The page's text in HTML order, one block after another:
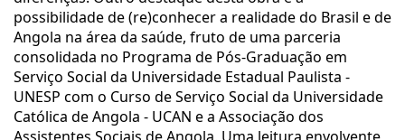
possibilidade de (re)conhecer a realidade do Brasil e de
Angola na área da saúde, fruto de uma parceria
consolidada no Programa de Pós-Graduação em
Serviço Social da Universidade Estadual Paulista -
UNESP com o Curso de Serviço Social da Universidade
Católica de Angola - UCAN e a Associação dos